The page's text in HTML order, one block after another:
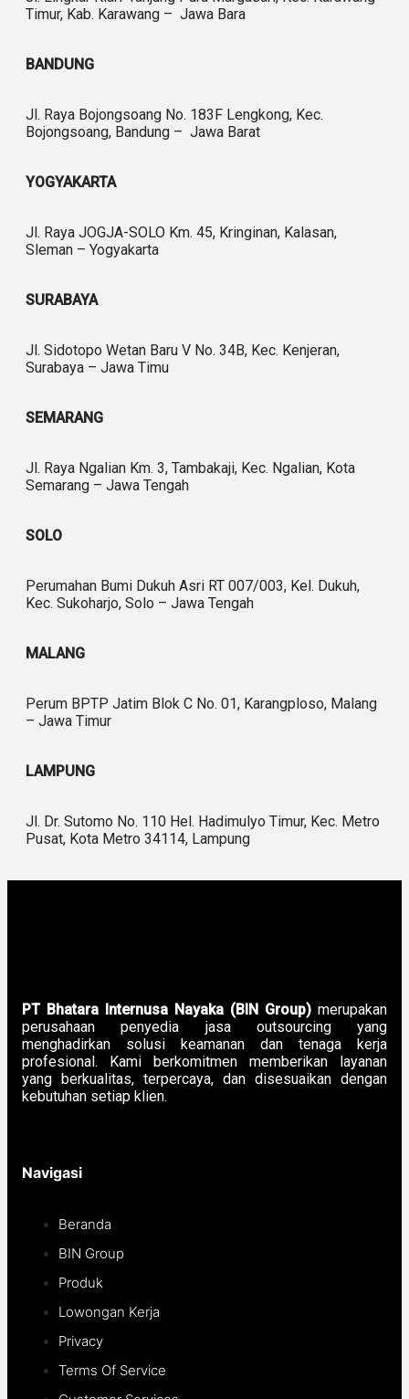
Timur, Kab. Karawang – Jawa Bara
BANDUNG
Jl. Raya Bojongsoang No. 183F Lengkong, Kec.
Bojongsoang, Bandung – Jawa Barat
YOGYAKARTA
Jl. Raya JOGJA-SOLO Km. 45, Kringinan, Kalasan,
Sleman – Yogyakarta
SURABAYA
Jl. Sidotopo Wetan Baru V No. 34B, Kec. Kenjeran,
Surabaya – Jawa Timu
SEMARANG
Jl. Raya Ngalian Km. 3, Tambakaji, Kec. Ngalian, Kota
Semarang – Jawa Tengah
SOLO
Perumahan Bumi Dukuh Asri RT 007/003, Kel. Dukuh,
Kec. Sukoharjo, Solo – Jawa Tengah
MALANG
Perum BPTP Jatim Blok C No. 01, Karangploso, Malang
– Jawa Timur
LAMPUNG
Jl. Dr. Sutomo No. 110 Hel. Hadimulyo Timur, Kec. Metro
Pusat, Kota Metro 34114, Lampung
PT Bhatara Internusa Nayaka (BIN Group) merupakan
perusahaan penyedia jasa outsourcing yang
menghadirkan solusi keamanan dan tenaga kerja
profesional. Kami berkomitmen memberikan layanan
yang berkualitas, terpercaya, dan disesuaikan dengan
kebutuhan setiap klien.
Navigasi
Beranda
BIN Group
Produk
Lowongan Kerja
Privacy
Terms Of Service